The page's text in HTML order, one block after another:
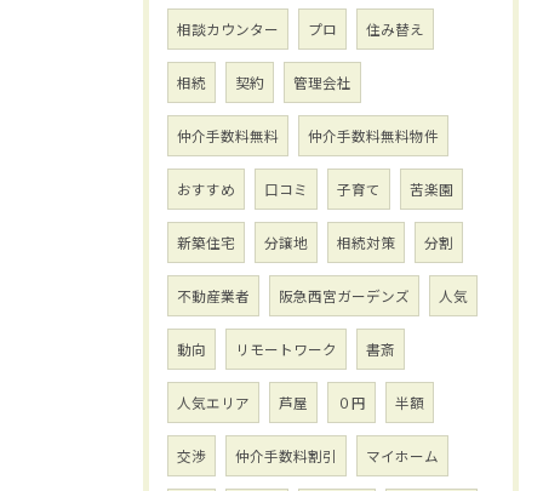
相談カウンター プロ 住み替え
相続 契約 管理会社
仲介手数料無料 仲介手数料無料物件
おすすめ 口コミ 子育て 苦楽園
新築住宅 分譲地 相続対策 分割
不動産業者 阪急西宮ガーデンズ 人気
動向 リモートワーク 書斎
人気エリア 芦屋 ０円 半額
交渉 仲介手数料割引 マイホーム